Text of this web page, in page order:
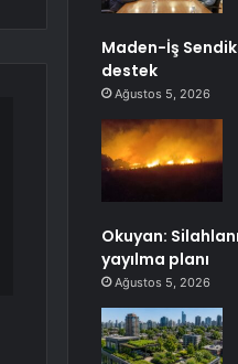
Maden-İş
destek
Ağustos 5, 2026
Okuyan:
yayılma planı
Ağustos 5, 2026